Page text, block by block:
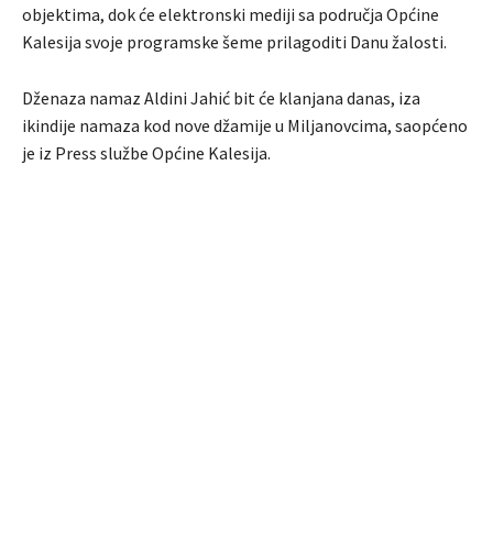
objektima, dok će elektronski mediji sa područja Općine
Kalesija svoje programske šeme prilagoditi Danu žalosti.
Dženaza namaz Aldini Jahić bit će klanjana danas, iza
ikindije namaza kod nove džamije u Miljanovcima, saopćeno
je iz Press službe Općine Kalesija.